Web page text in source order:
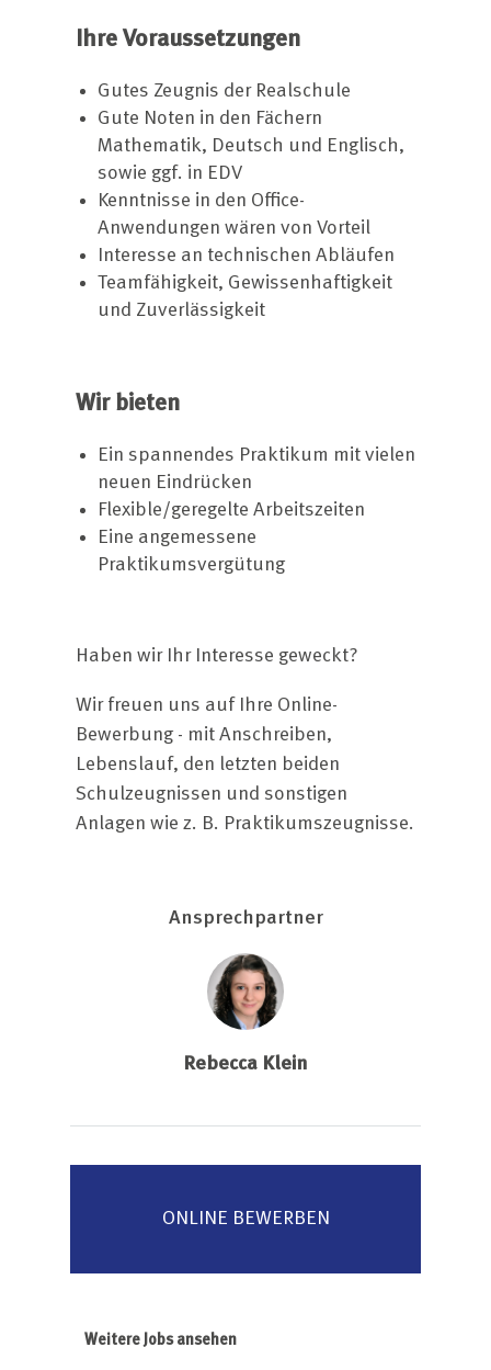
Ihre Voraussetzungen
Gutes Zeugnis der Realschule
Gute Noten in den Fächern
Mathematik, Deutsch und Englisch,
sowie ggf. in EDV
Kenntnisse in den Office-
Anwendungen wären von Vorteil
Interesse an technischen Abläufen
Teamfähigkeit, Gewissenhaftigkeit
und Zuverlässigkeit
Wir bieten
Ein spannendes Praktikum mit vielen
neuen Eindrücken
Flexible/geregelte Arbeitszeiten
Eine angemessene
Praktikumsvergütung
Haben wir Ihr Interesse geweckt?
Wir freuen uns auf Ihre Online-
Bewerbung - mit Anschreiben,
Lebenslauf, den letzten beiden
Schulzeugnissen und sonstigen
Anlagen wie z. B. Praktikumszeugnisse.
Ansprechpartner
Rebecca Klein
ONLINE BEWERBEN
Weitere Jobs ansehen